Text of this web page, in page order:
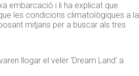
embarcació i li ha explicat que
les condicions climatològiques a la
mitjans per a buscar als tres
llogar el veler ‘Dream Land’ a